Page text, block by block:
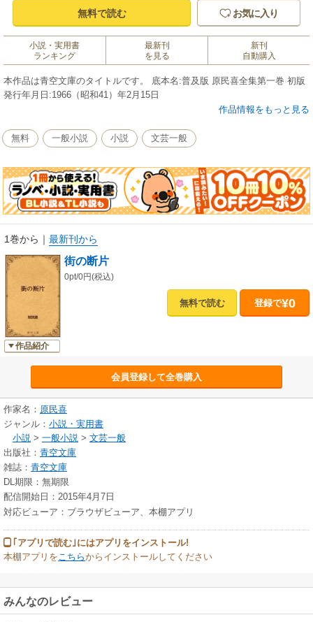
無料で読む お気に入り
小説・実用書
ランキング
最新刊
を見る
新刊
自動購入
本作品は青空文庫のタイトルです。 底本名:普及版 原民喜全集第一巻 初版
発行年月日:1966（昭和41）年2月15日
作品情報をもっと見る
無料 一般小説 小説 文芸一般
1巻から ｜ 最新刊から
作品紹介
街の断片
0pt/0円(税込)
無料で読む 登録で¥0
会員登録して全巻購入
作家名： 原民喜
ジャンル： 小説・実用書
小説 > 一般小説 > 文芸一般
出版社： 青空文庫
雑誌： 青空文庫
DL期限：無期限
配信開始日：2015年4月7日
対応ビューア：ブラウザビューア、本棚アプリ
｢アプリで読む｣にはアプリをインストール!
本棚アプリをこちらからインストールしてください
みんなのレビュー